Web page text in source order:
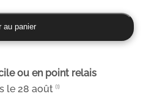
au panier
ou en point relais
le28 août ⁽¹⁾